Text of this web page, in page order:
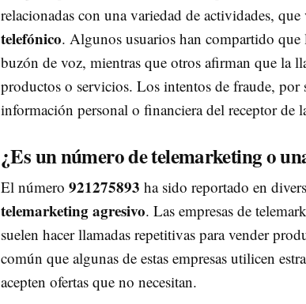
relacionadas con una variedad de actividades, que
telefónico. Algunos usuarios han compartido
buzón de voz, mientras que otros afirman que la
productos o servicios. Los intentos de fraude, por
información personal o financiera del receptor de
¿Es un número de telemarketing o
El número 921275893 ha sido reportado en
telemarketing agresivo. Las empresas de
suelen hacer llamadas repetitivas para vender
común que algunas de estas empresas utilicen
acepten ofertas que no necesitan.